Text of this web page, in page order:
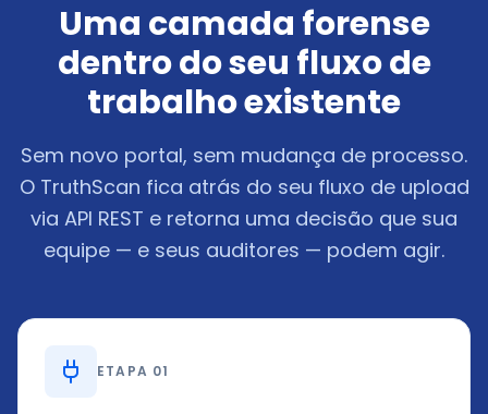
Uma camada forense
dentro do seu fluxo de
trabalho existente
Sem novo portal, sem mudança de processo.
O TruthScan fica atrás do seu fluxo de upload
via API REST e retorna uma decisão que sua
equipe — e seus auditores — podem agir.
ETAPA 01